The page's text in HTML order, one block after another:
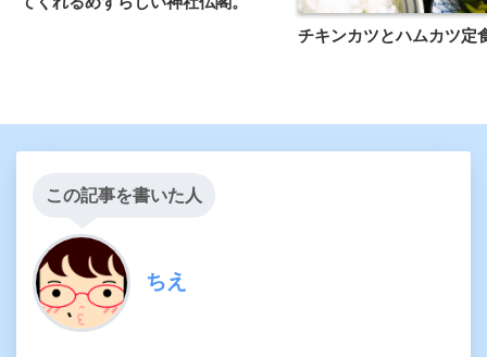
チキンカツとハムカツ定
この記事を書いた人
ちえ